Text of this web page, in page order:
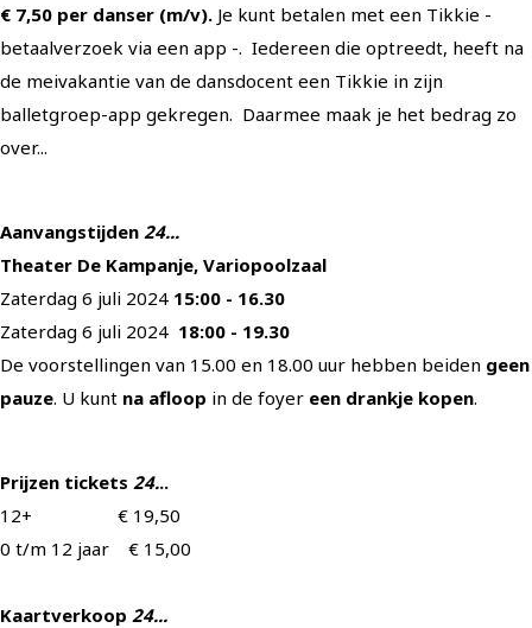
€ 7,50 per danser (m/v). Je kunt betalen met een Tikkie -
betaalverzoek via een app -. Iedereen die optreedt, heeft na
de meivakantie van de dansdocent een Tikkie in zijn
balletgroep-app gekregen. Daarmee maak je het bedrag zo
over...
Aanvangstijden 24...
Theater De Kampanje, Variopoolzaal
Zaterdag 6 juli 2024 15:00 - 16.30
Zaterdag 6 juli 2024 18:00 - 19.30
De voorstellingen van 15.00 en 18.00 uur hebben beiden geen
pauze. U kunt na afloop in de foyer een drankje kopen.
Prijzen tickets 24...
12+ € 19,50
0 t/m 12 jaar € 15,00
Kaartverkoop 24...